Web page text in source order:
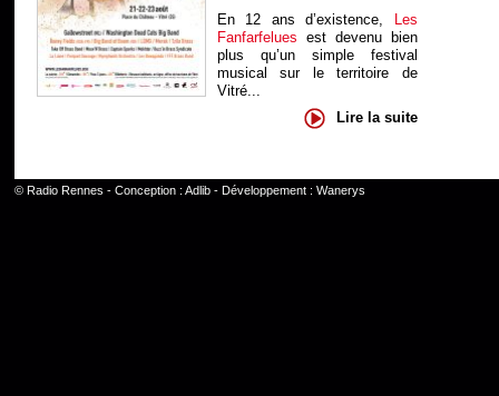
En 12 ans d’existence, Les
Fanfarfelues est devenu bien
plus qu’un simple festival
musical sur le territoire de
Vitré...
Lire la suite
© Radio Rennes - Conception : Adlib- Développement : Wanerys